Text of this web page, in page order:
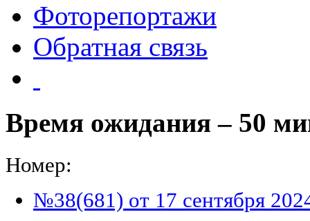
Фоторепортажи
Обратная связь
Время ожидания – 50
Номер:
№38(681) от 17 сентября